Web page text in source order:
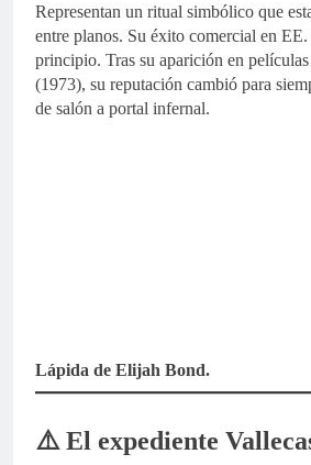
Representan un ritual simbólico que
entre planos. Su éxito comercial en
principio. Tras su aparición en
(1973), su reputación cambió para
de salón a portal infernal.
Lápida de Elijah Bond.
⚠️ El expediente